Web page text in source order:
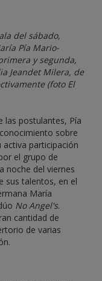
del sábado,
Pía Mario-
y segunda,
Jeandet Milera, de
(foto El
las postulantes, Pía
sobre
activa participación
el grupo de
noche del viernes
sus talentos, en el
María
No Angel's.
cantidad de
de varias